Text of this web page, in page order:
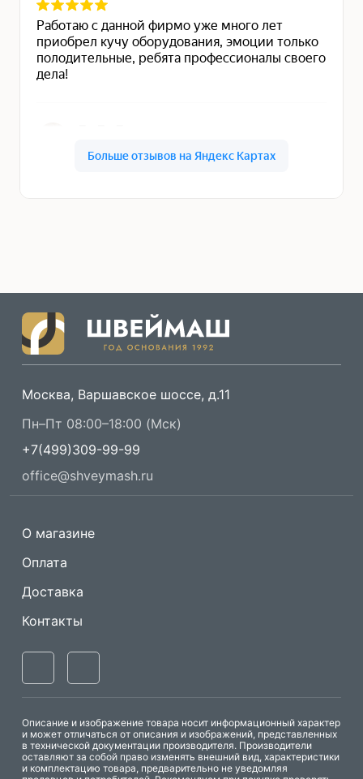
Москва, Варшавское шоссе, д.11
Пн–Пт 08:00–18:00 (Мск)
+7(499)309-99-99
office@shveymash.ru
О магазине
Оплата
Доставка
Контакты
Описание и изображение товара носит информационный характер
и может отличаться от описания и изображений, представленных
в технической документации производителя. Производители
оставляют за собой право изменять внешний вид, характеристики
и комплектацию товара, предварительно не уведомляя